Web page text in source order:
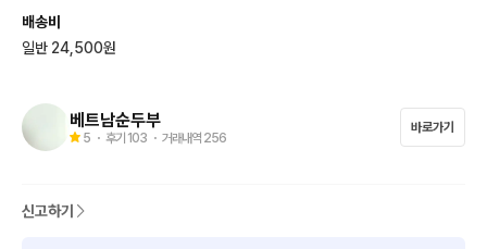
배송비
일반 24,500원
베트남순두부
5 ・ 후기 103 ・ 거래내역 256
바로가기
신고하기